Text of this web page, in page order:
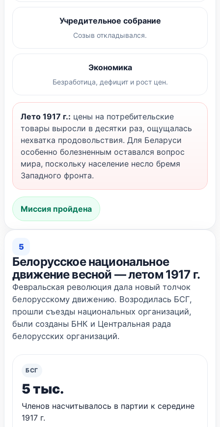
Учредительное собрание
Созыв откладывался.
Экономика
Безработица, дефицит и рост цен.
Лето 1917 г.: цены на потребительские
товары выросли в десятки раз, ощущалась
нехватка продовольствия. Для Беларуси
особенно болезненным оставался вопрос
мира, поскольку население несло бремя
Западного фронта.
Миссия пройдена
5
Белорусское национальное
движение весной — летом 1917 г.
Февральская революция дала новый толчок
белорусскому движению. Возродилась БСГ,
прошли съезды национальных организаций,
были созданы БНК и Центральная рада
белорусских организаций.
БСГ
5 тыс.
Членов насчитывалось в партии к середине
1917 г.